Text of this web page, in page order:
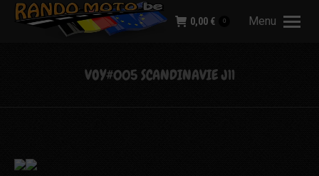
Menu
0,00 € 0
VOY#005 SCANDINAVIE J11